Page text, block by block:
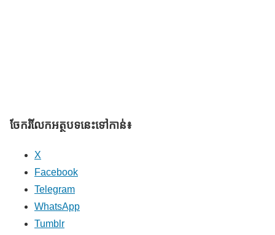
ចែករំលែក​អត្ថបទនេះទៅកាន់៖
X
Facebook
Telegram
WhatsApp
Tumblr